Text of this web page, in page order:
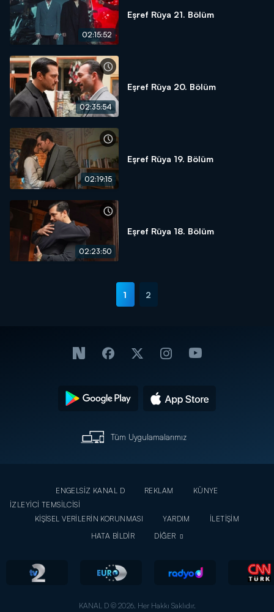
02:15:52
Eşref Rüya 21. Bölüm
02:35:54
Eşref Rüya 20. Bölüm
02:19:15
Eşref Rüya 19. Bölüm
02:23:50
Eşref Rüya 18. Bölüm
1 2
Tüm Uygulamalarımız
ENGELSİZ KANAL D REKLAM
KÜNYE
İZLEYİCİ TEMSİLCİSİ
KİŞİSEL VERİLERİN KORUNMASI
YARDIM
İLETİŞİM
HATA BİLDİR
DİĞER
KANAL D © 2026. Her Hakkı Saklıdır.